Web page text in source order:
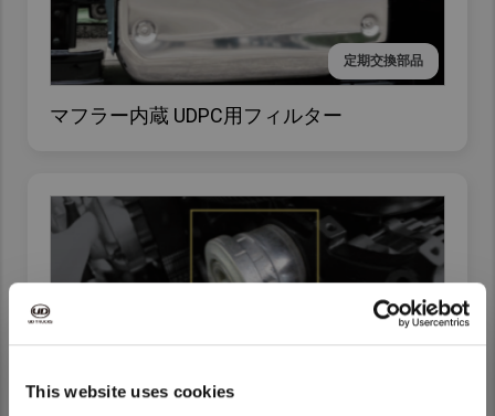
This website uses cookies
定期交換部品
マフラー内蔵 UDPC用フィルター